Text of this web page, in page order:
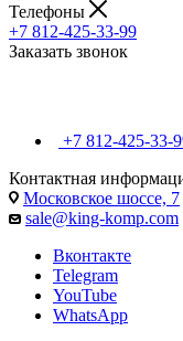
Телефоны
+7 812-425-33-99
Заказать звонок
+7 812-425-33-
Контактная
Московское шоссе, 7
sale@king-komp.com
Вконтакте
Telegram
YouTube
WhatsApp